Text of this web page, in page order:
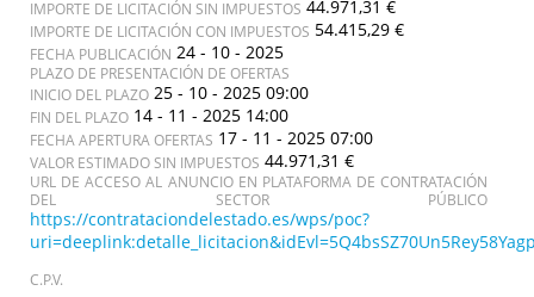
IMPORTE DE LICITACIÓN SIN IMPUESTOS 44.971,31 €
IMPORTE DE LICITACIÓN CON IMPUESTOS 54.415,29 €
FECHA PUBLICACIÓN 24 - 10 - 2025
PLAZO DE PRESENTACIÓN DE OFERTAS
INICIO DEL PLAZO 25 - 10 - 2025 09:00
FIN DEL PLAZO 14 - 11 - 2025 14:00
FECHA APERTURA OFERTAS 17 - 11 - 2025 07:00
VALOR ESTIMADO SIN IMPUESTOS 44.971,31 €
URL DE ACCESO AL ANUNCIO EN PLATAFORMA DE CONTRATACIÓN
DEL SECTOR PÚBLICO
https://contrataciondelestado.es/wps/poc?
C.P.V.